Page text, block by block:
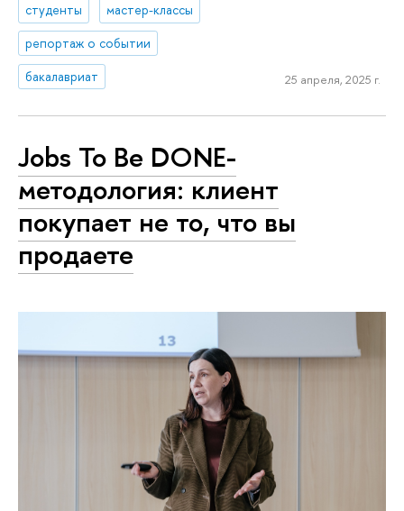
студенты
мастер-классы
репортаж о событии
бакалавриат
25 апреля, 2025 г.
Jobs To Be DONE-
методология: клиент
покупает не то, что вы
продаете